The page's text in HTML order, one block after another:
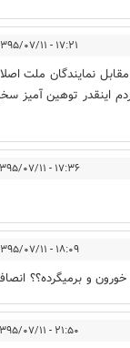
۱۷:۲۱ - ۱۳۹۵/۰۷/۱۱
نمایندگان ملت
اینقدر توهین آمیز
۱۷:۳۶ - ۱۳۹۵/۰۷/۱۱
۱۸:۰۹ - ۱۳۹۵/۰۷/۱۱
۲۱:۵۰ - ۱۳۹۵/۰۷/۱۱